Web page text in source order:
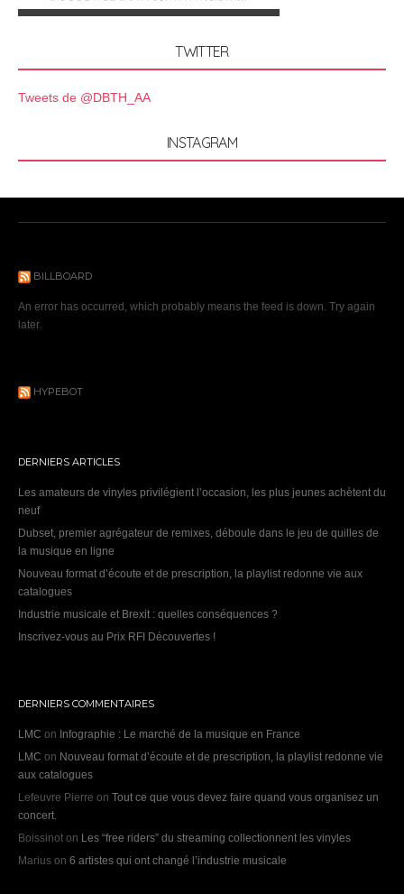
TWITTER
Tweets de @DBTH_AA
INSTAGRAM
BILLBOARD
An error has occurred, which probably means the feed is down. Try again
later.
HYPEBOT
DERNIERS ARTICLES
Les amateurs de vinyles privilégient l’occasion, les plus jeunes achètent du
neuf
Dubset, premier agrégateur de remixes, déboule dans le jeu de quilles de
la musique en ligne
Nouveau format d’écoute et de prescription, la playlist redonne vie aux
catalogues
Industrie musicale et Brexit : quelles conséquences ?
Inscrivez-vous au Prix RFI Découvertes !
DERNIERS COMMENTAIRES
LMC on Infographie : Le marché de la musique en France
LMC on Nouveau format d’écoute et de prescription, la playlist redonne vie
aux catalogues
Lefeuvre Pierre on Tout ce que vous devez faire quand vous organisez un
concert.
Boissinot on Les “free riders” du streaming collectionnent les vinyles
Marius on 6 artistes qui ont changé l’industrie musicale